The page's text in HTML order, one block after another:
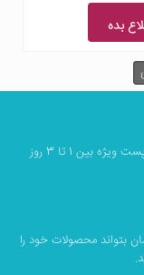
بده
سفارش های شما برای مرکز استان ها، با پست ویژه بین 1 تا 3 روز
بتواند محصولات خود را